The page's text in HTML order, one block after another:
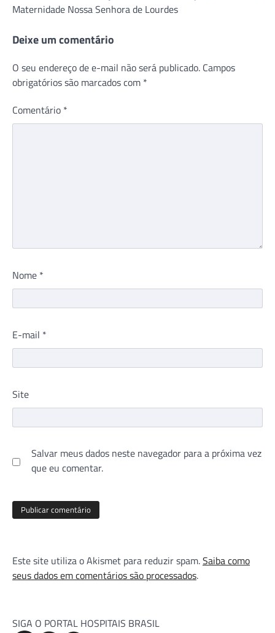
Post
Maternidade Nossa Senhora de Lourdes
Deixe um comentário
O seu endereço de e-mail não será publicado. Campos
obrigatórios são marcados com *
Comentário *
Nome *
E-mail *
Site
Salvar meus dados neste navegador para a próxima vez
que eu comentar.
Este site utiliza o Akismet para reduzir spam.Saiba como
seus dados em comentários são processados.
SIGA O PORTAL HOSPITAIS BRASIL